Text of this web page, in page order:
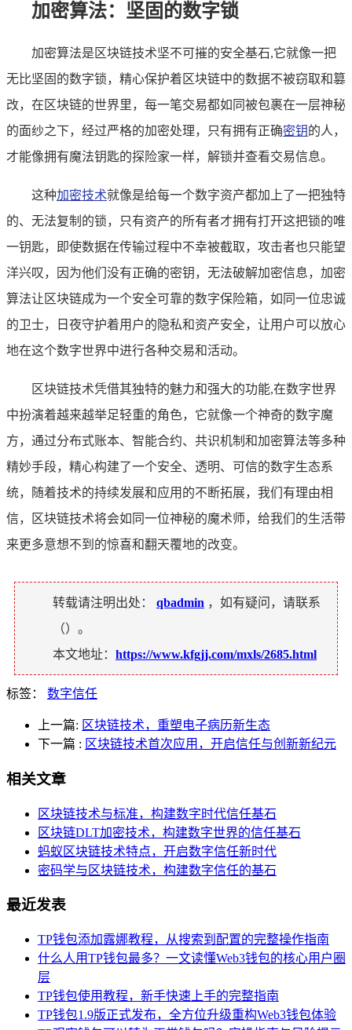
加密算法：坚固的数字锁
加密算法是区块链技术坚不可摧的安全基石,它就像一把
无比坚固的数字锁，精心保护着区块链中的数据不被窃取和篡
改，在区块链的世界里，每一笔交易都如同被包裹在一层神秘
的面纱之下，经过严格的加密处理，只有拥有正确密钥的人，
才能像拥有魔法钥匙的探险家一样，解锁并查看交易信息。
这种加密技术就像是给每一个数字资产都加上了一把独特
的、无法复制的锁，只有资产的所有者才拥有打开这把锁的唯
一钥匙，即使数据在传输过程中不幸被截取，攻击者也只能望
洋兴叹，因为他们没有正确的密钥，无法破解加密信息，加密
算法让区块链成为一个安全可靠的数字保险箱，如同一位忠诚
的卫士，日夜守护着用户的隐私和资产安全，让用户可以放心
地在这个数字世界中进行各种交易和活动。
区块链技术凭借其独特的魅力和强大的功能,在数字世界
中扮演着越来越举足轻重的角色，它就像一个神奇的数字魔
方，通过分布式账本、智能合约、共识机制和加密算法等多种
精妙手段，精心构建了一个安全、透明、可信的数字生态系
统，随着技术的持续发展和应用的不断拓展，我们有理由相
信，区块链技术将会如同一位神秘的魔术师，给我们的生活带
来更多意想不到的惊喜和翻天覆地的改变。
转载请注明出处： qbadmin ，如有疑问，请联系
（）。
本文地址： https://www.kfgjj.com/mxls/2685.html
标签： 数字信任
上一篇: 区块链技术，重塑电子病历新生态
下一篇 : 区块链技术首次应用，开启信任与创新新纪元
相关文章
区块链技术与标准，构建数字时代信任基石
区块链DLT加密技术，构建数字世界的信任基石
蚂蚁区块链技术特点，开启数字信任新时代
密码学与区块链技术，构建数字信任的基石
最近发表
TP钱包添加露娜教程，从搜索到配置的完整操作指南
什么人用TP钱包最多？一文读懂Web3钱包的核心用户圈
层
TP钱包使用教程，新手快速上手的完整指南
TP钱包1.9版正式发布，全方位升级重构Web3钱包体验